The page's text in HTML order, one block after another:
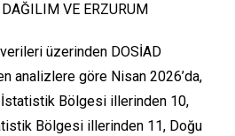
VE ERZURUM
üzerinden DOSİAD
analizlere göre Nisan 2026’da,
İstatistik Bölgesi illerinden 10,
Bölgesi illerinden 11, Doğu